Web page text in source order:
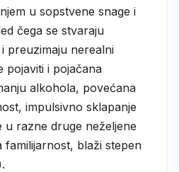
u sopstvene snage i
čega se stvaraju
preuzimaju nerealni
pojaviti i pojačana
alkohola, povećana
impulsivno sklapanje
u razne druge neželjene
blaži stepen